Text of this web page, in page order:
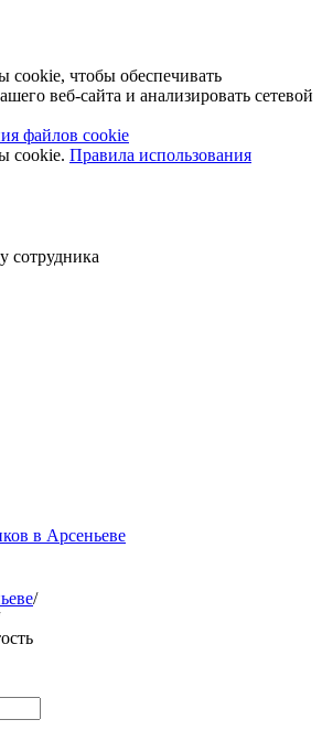
чтобы обеспечивать
веб-сайта и анализировать сетевой
файлов cookie
cookie. Правила использования
сотрудника
в Арсеньеве
/